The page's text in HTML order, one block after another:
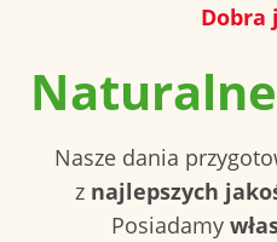
Dobra
Nasze dania
z najlepszych
Posiadamy